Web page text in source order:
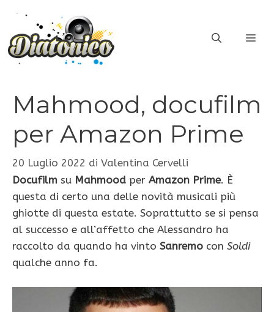
contenuto
Mahmood, docufilm
per Amazon Prime
20 Luglio 2022 di Valentina Cervelli
Docufilm su Mahmood per Amazon Prime. È
questa di certo una delle novità musicali più
ghiotte di questa estate. Soprattutto se si pensa
al successo e all’affetto che Alessandro ha
raccolto da quando ha vinto Sanremo con Soldi
qualche anno fa.